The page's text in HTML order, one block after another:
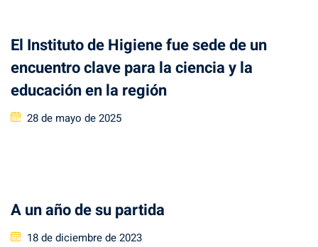
El Instituto de Higiene fue sede de un
encuentro clave para la ciencia y la
educación en la región
Posted
28 de mayo de 2025
A un año de su partida
Posted
18 de diciembre de 2023